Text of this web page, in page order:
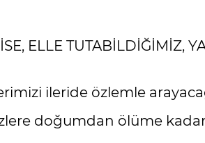
ELLE TUTABİLDİĞİMİZ,
ileride özlemle
doğumdan ölüme